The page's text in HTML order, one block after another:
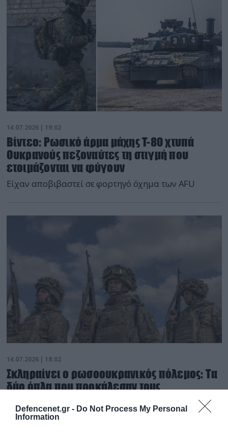
Defencenet.gr - Do Not Process My Personal
Information
14.07.2026 | 19:02
Βίντεο: Ρωσικό άρμα μάχης T-80 χτυπά
Ουκρανούς πεζοναύτες τη στιγμή που
ετοιμάζονται να φύγουν
Είχαν αποβιβαστεί σε φορτηγό όχημα των AFU
14.07.2026 | 18:02
Σκληραίνει ο ρωσοουκρανικός πόλεμος: Τα
δύο όπλα που προκάλεσαν τους
αμάχους